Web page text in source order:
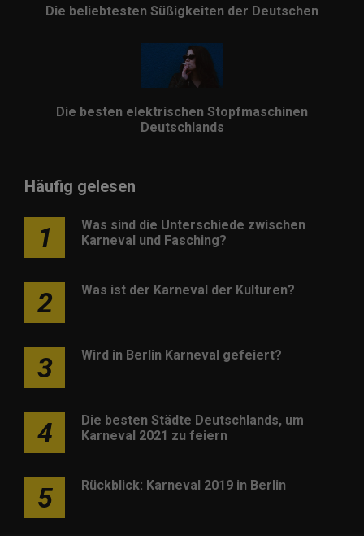
Die beliebtesten Süßigkeiten der Deutschen
Die besten elektrischen Stopfmaschinen
Deutschlands
Häufig gelesen
1
Was sind die Unterschiede zwischen
Karneval und Fasching?
2 Was ist der Karneval der Kulturen?
3 Wird in Berlin Karneval gefeiert?
4
Die besten Städte Deutschlands, um
Karneval 2021 zu feiern
5 Rückblick: Karneval 2019 in Berlin